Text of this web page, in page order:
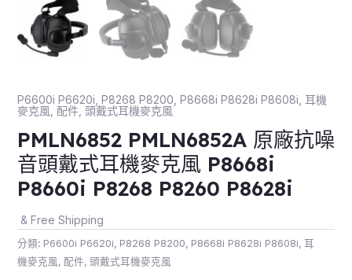
P6600i P6620i P8268 P8200 P8668i P8628i P8608i 耳機
麥克風 配件, 頭戴式耳機麥克風
PMLN6852 PMLN6852A 原廠抗噪
音頭戴式耳機麥克風 P8668i
P8660i P8268 P8260 P8628i
& Free Shipping
分類: P6600i P6620i, P8268 P8200, P8668i P8628i P8608i, 耳
機麥克風, 配件, 頭戴式耳機麥克風